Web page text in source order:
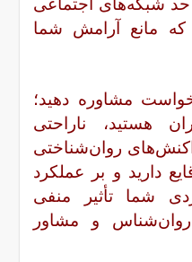
که مانع آرامش شما
مشاوره دهید؛
هستید، ناراحتی
روان‌شناختی
دارید و بر عملکرد
شما تأثیر منفی
و مشاور